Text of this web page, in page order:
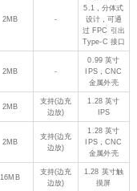
2MB -
5.1，分体式
设计，可通
过 FPC 引出
Type-C 接口
2MB -
0.99 英寸
IPS，CNC
金属外壳
2MB
支持(边充
边放)
1.28 英寸
IPS
2MB
支持(边充
边放)
1.28 英寸
IPS，CNC
金属外壳
16MB
支持(边充
边放)
1.28 英寸触
摸屏